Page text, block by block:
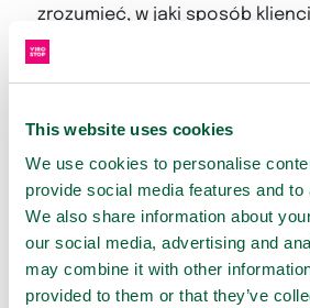
This website uses cookies
We use cookies to personalise
provide social media features and
We also share information about
our social media, advertising and
may combine it with other
provided to them or that they’ve
zrozumieć, w jaki sposób
naszą witrynę, w jaki sposób ją
niej korzystają, a także aby
nawigacja, zakupy i kampanie
zawierają danych osobowych,
których można określić Twoją
tożsamość. Możesz
cookie za pomocą ustawień
może to mieć wpływ na